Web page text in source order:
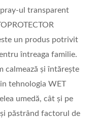
ul transparent
un produs potrivit
întreaga familie.
calmează și întărește
tehnologia WET
umedă, cât și pe
păstrând factorul de